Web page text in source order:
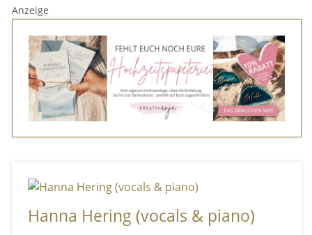
Anzeige
Hanna Hering (vocals & piano)